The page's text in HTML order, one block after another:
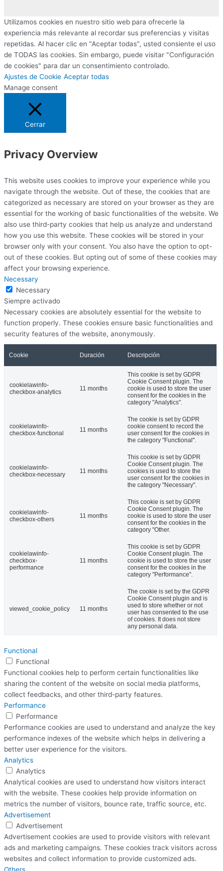
Utilizamos cookies en nuestro sitio web para ofrecerle la
experiencia más relevante al recordar sus preferencias y visitas
repetidas. Al hacer clic en "Aceptar todas", usted consiente el uso
de TODAS las cookies. Sin embargo, puede visitar "Configuración
de cookies" para dar un consentimiento controlado.
Ajustes de Cookie Aceptar todas
Manage consent
Cerrar
Privacy Overview
This website uses cookies to improve your experience while you
navigate through the website. Out of these, the cookies that are
categorized as necessary are stored on your browser as they are
essential for the working of basic functionalities of the website. We
also use third-party cookies that help us analyze and understand
how you use this website. These cookies will be stored in your
browser only with your consent. You also have the option to opt-
out of these cookies. But opting out of some of these cookies may
affect your browsing experience.
Necessary
Necessary
Siempre activado
Necessary cookies are absolutely essential for the website to
function properly. These cookies ensure basic functionalities and
security features of the website, anonymously.
Cookie Duración Descripción
cookielawinfo-
checkbox-analytics
11 months
This cookie is set by GDPR
Cookie Consent plugin. The
cookie is used to store the user
consent for the cookies in the
category "Analytics".
cookielawinfo-
checkbox-functional
11 months
The cookie is set by GDPR
cookie consent to record the
user consent for the cookies in
the category "Functional".
cookielawinfo-
checkbox-necessary
11 months
This cookie is set by GDPR
Cookie Consent plugin. The
cookies is used to store the
user consent for the cookies in
the category "Necessary".
cookielawinfo-
checkbox-others
11 months
This cookie is set by GDPR
Cookie Consent plugin. The
cookie is used to store the user
consent for the cookies in the
category "Other.
cookielawinfo-
checkbox-
performance
11 months
This cookie is set by GDPR
Cookie Consent plugin. The
cookie is used to store the user
consent for the cookies in the
category "Performance".
viewed_cookie_policy 11 months
The cookie is set by the GDPR
Cookie Consent plugin and is
used to store whether or not
user has consented to the use
of cookies. It does not store
any personal data.
Functional
Functional
Functional cookies help to perform certain functionalities like
sharing the content of the website on social media platforms,
collect feedbacks, and other third-party features.
Performance
Performance
Performance cookies are used to understand and analyze the key
performance indexes of the website which helps in delivering a
better user experience for the visitors.
Analytics
Analytics
Analytical cookies are used to understand how visitors interact
with the website. These cookies help provide information on
metrics the number of visitors, bounce rate, traffic source, etc.
Advertisement
Advertisement
Advertisement cookies are used to provide visitors with relevant
ads and marketing campaigns. These cookies track visitors across
websites and collect information to provide customized ads.
Others